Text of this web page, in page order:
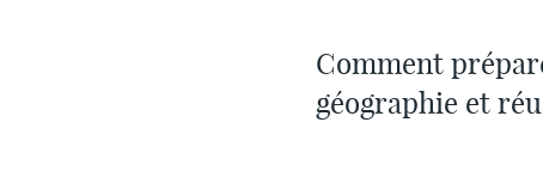
Comment
géographie et